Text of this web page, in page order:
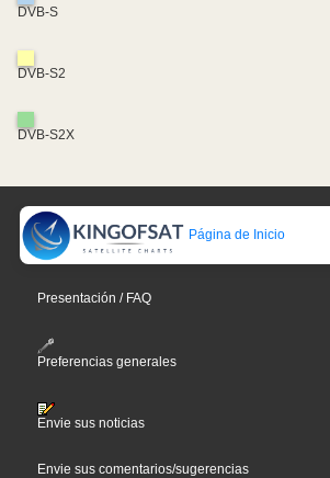
DVB-S
DVB-S2
DVB-S2X
Página de Inicio
Presentación / FAQ
Preferencias generales
Envie sus noticias
Envie sus comentarios/sugerencias